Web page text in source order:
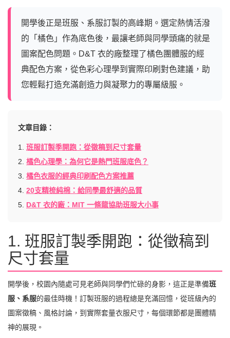
開學後正是班服、系服訂製的高峰期。選定熱情活潑
的「橘色」作為底色後，最讓老師與同學頭痛的就是
圖案配色問題。D&T 衣的廠整理了橘色團體服的經
典配色方案，從色彩心理學到實際印刷對色建議，助
您輕鬆打造充滿創造力與凝聚力的專屬級服。
文章目錄：
1. 班服訂製季開跑：從徵稿到尺寸套量
2. 橘色心理學：為何它是熱門班服底色？
3. 橘色衣服的經典印刷配色方案推薦
4. 20支精梳純棉：給同學最舒適的品質
5. D&T 衣的廠：MIT 一條龍協助班服大小事
1. 班服訂製季開跑：從徵稿到
尺寸套量
開學後，校園內隨處可見老師與同學們忙碌的身影，這正是準備班
服、系服的最佳時機！訂製班服的過程總是充滿回憶，從班級內的
圖案徵稿、風格討論，到實際套量衣服尺寸，每個環節都是團體精
神的展現。